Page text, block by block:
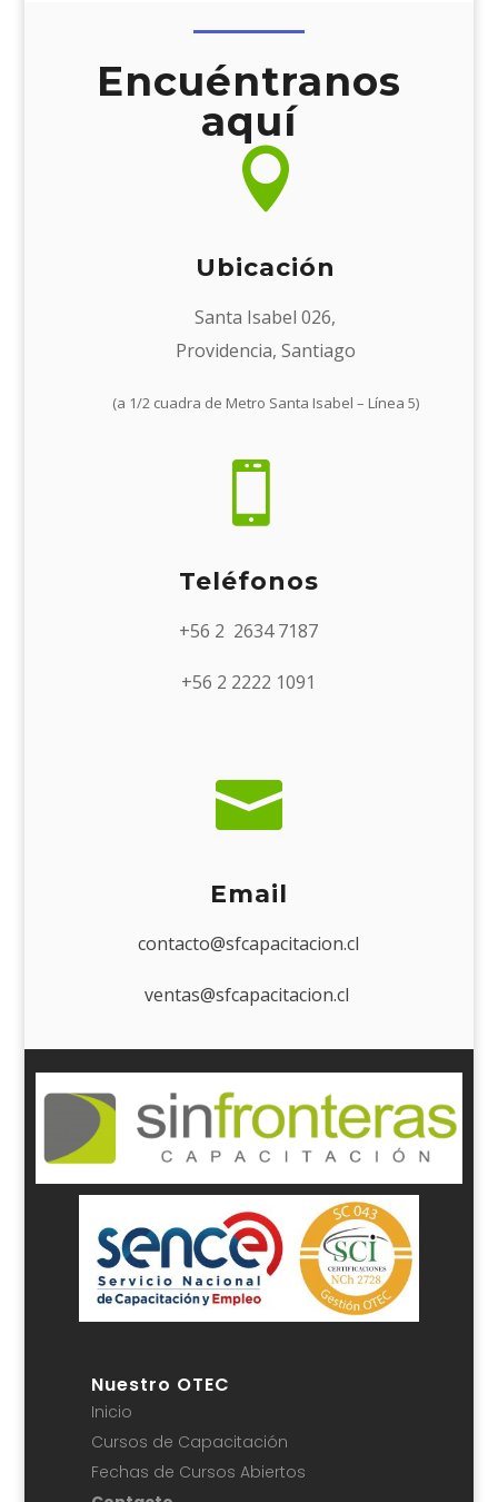
Encuéntranos
aquí

Ubicación
Santa Isabel 026,
Providencia, Santiago
(a 1/2 cuadra de Metro Santa Isabel – Línea 5)

Teléfonos
+56 2 2634 7187
+56 2 2222 1091

Email
contacto@sfcapacitacion.cl
ventas@sfcapacitacion.cl
Nuestro OTEC
Inicio
Cursos de Capacitación
Fechas de Cursos Abiertos